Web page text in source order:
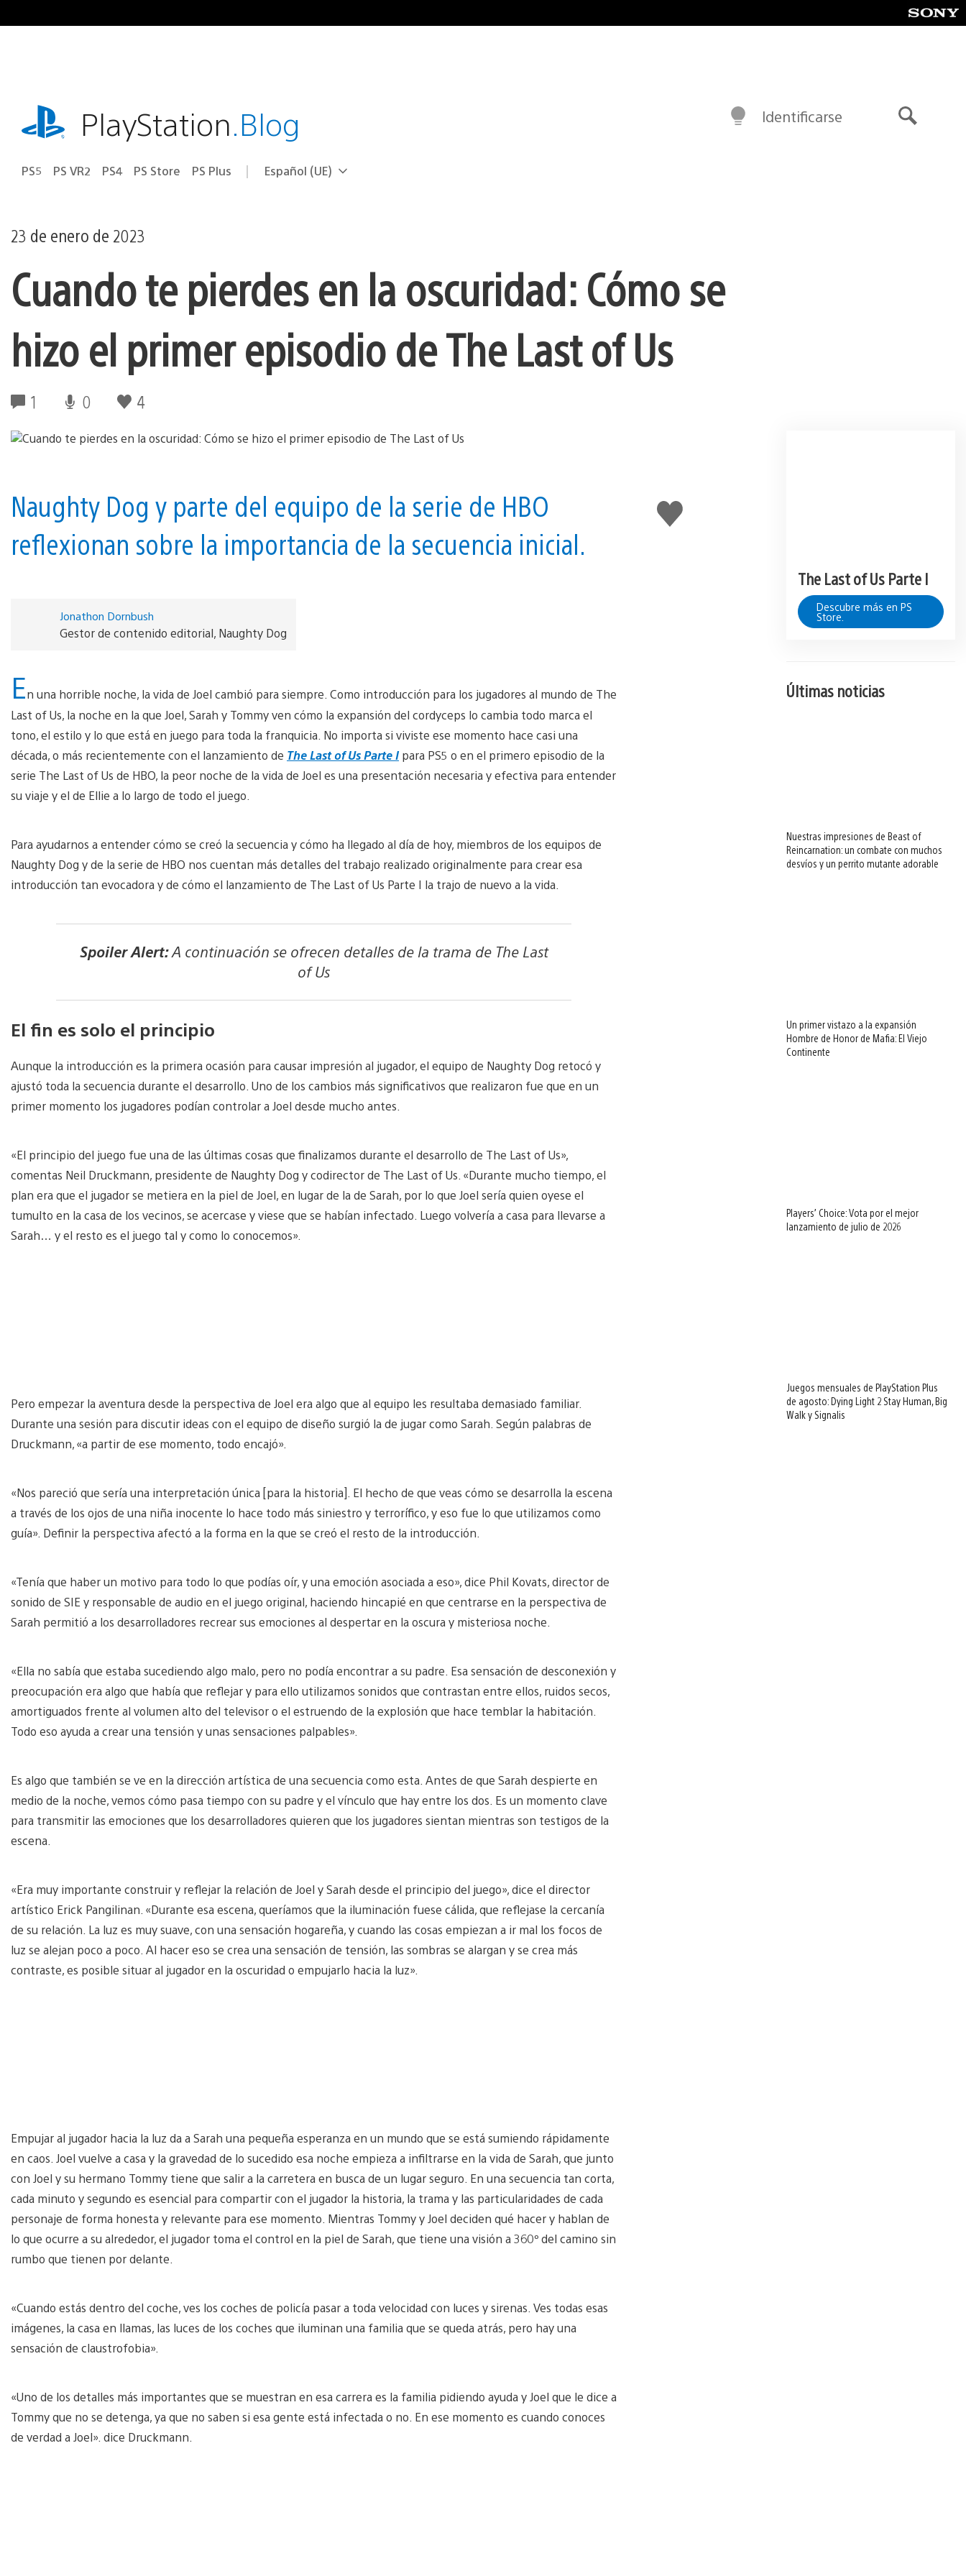
al
playstation.comPlayStation.Blog
PS5 PS VR2 PS4 PS Store PS Plus Selecciona
Región
Español (UE)
Identificarse
23 de enero de 2023
Cuando te pierdes en la oscuridad: Cómo se
hizo el primer episodio de The Last of Us
1 0 4
Me
gusta
esto
Naughty Dog y parte del equipo de la serie de HBO
reflexionan sobre la importancia de la secuencia inicial.
Jonathon Dornbush
Gestor de contenido editorial, Naughty Dog
En una horrible noche, la vida de Joel cambió para siempre. Como introducción para los jugadores al mundo de The
Last of Us, la noche en la que Joel, Sarah y Tommy ven cómo la expansión del cordyceps lo cambia todo marca el
tono, el estilo y lo que está en juego para toda la franquicia. No importa si viviste ese momento hace casi una
década, o más recientemente con el lanzamiento de The Last of Us Parte Ipara PS5 o en el primero episodio de la
serie The Last of Us de HBO, la peor noche de la vida de Joel es una presentación necesaria y efectiva para entender
su viaje y el de Ellie a lo largo de todo el juego.
Para ayudarnos a entender cómo se creó la secuencia y cómo ha llegado al día de hoy, miembros de los equipos de
Naughty Dog y de la serie de HBO nos cuentan más detalles del trabajo realizado originalmente para crear esa
introducción tan evocadora y de cómo el lanzamiento de The Last of Us Parte I la trajo de nuevo a la vida.
Spoiler Alert:A continuación se ofrecen detalles de la trama de The Last
of Us
El fin es solo el principio
Aunque la introducción es la primera ocasión para causar impresión al jugador, el equipo de Naughty Dog retocó y
ajustó toda la secuencia durante el desarrollo. Uno de los cambios más significativos que realizaron fue que en un
primer momento los jugadores podían controlar a Joel desde mucho antes.
«El principio del juego fue una de las últimas cosas que finalizamos durante el desarrollo de The Last of Us»,
comentas Neil Druckmann, presidente de Naughty Dog y codirector de The Last of Us. «Durante mucho tiempo, el
plan era que el jugador se metiera en la piel de Joel, en lugar de la de Sarah, por lo que Joel sería quien oyese el
tumulto en la casa de los vecinos, se acercase y viese que se habían infectado. Luego volvería a casa para llevarse a
Sarah… y el resto es el juego tal y como lo conocemos».
Pero empezar la aventura desde la perspectiva de Joel era algo que al equipo les resultaba demasiado familiar.
Durante una sesión para discutir ideas con el equipo de diseño surgió la de jugar como Sarah. Según palabras de
Druckmann, «a partir de ese momento, todo encajó».
«Nos pareció que sería una interpretación única [para la historia]. El hecho de que veas cómo se desarrolla la escena
a través de los ojos de una niña inocente lo hace todo más siniestro y terrorífico, y eso fue lo que utilizamos como
guía». Definir la perspectiva afectó a la forma en la que se creó el resto de la introducción.
«Tenía que haber un motivo para todo lo que podías oír, y una emoción asociada a eso», dice Phil Kovats, director de
sonido de SIE y responsable de audio en el juego original, haciendo hincapié en que centrarse en la perspectiva de
Sarah permitió a los desarrolladores recrear sus emociones al despertar en la oscura y misteriosa noche.
«Ella no sabía que estaba sucediendo algo malo, pero no podía encontrar a su padre. Esa sensación de desconexión y
preocupación era algo que había que reflejar y para ello utilizamos sonidos que contrastan entre ellos, ruidos secos,
amortiguados frente al volumen alto del televisor o el estruendo de la explosión que hace temblar la habitación.
Todo eso ayuda a crear una tensión y unas sensaciones palpables».
Es algo que también se ve en la dirección artística de una secuencia como esta. Antes de que Sarah despierte en
medio de la noche, vemos cómo pasa tiempo con su padre y el vínculo que hay entre los dos. Es un momento clave
para transmitir las emociones que los desarrolladores quieren que los jugadores sientan mientras son testigos de la
escena.
«Era muy importante construir y reflejar la relación de Joel y Sarah desde el principio del juego», dice el director
artístico Erick Pangilinan. «Durante esa escena, queríamos que la iluminación fuese cálida, que reflejase la cercanía
de su relación. La luz es muy suave, con una sensación hogareña, y cuando las cosas empiezan a ir mal los focos de
luz se alejan poco a poco. Al hacer eso se crea una sensación de tensión, las sombras se alargan y se crea más
contraste, es posible situar al jugador en la oscuridad o empujarlo hacia la luz».
Empujar al jugador hacia la luz da a Sarah una pequeña esperanza en un mundo que se está sumiendo rápidamente
en caos. Joel vuelve a casa y la gravedad de lo sucedido esa noche empieza a infiltrarse en la vida de Sarah, que junto
con Joel y su hermano Tommy tiene que salir a la carretera en busca de un lugar seguro. En una secuencia tan corta,
cada minuto y segundo es esencial para compartir con el jugador la historia, la trama y las particularidades de cada
personaje de forma honesta y relevante para ese momento. Mientras Tommy y Joel deciden qué hacer y hablan de
lo que ocurre a su alrededor, el jugador toma el control en la piel de Sarah, que tiene una visión a 360º del camino sin
rumbo que tienen por delante.
«Cuando estás dentro del coche, ves los coches de policía pasar a toda velocidad con luces y sirenas. Ves todas esas
imágenes, la casa en llamas, las luces de los coches que iluminan una familia que se queda atrás, pero hay una
sensación de claustrofobia».
«Uno de los detalles más importantes que se muestran en esa carrera es la familia pidiendo ayuda y Joel que le dice a
Tommy que no se detenga, ya que no saben si esa gente está infectada o no. En ese momento es cuando conoces
de verdad a Joel». dice Druckmann.
The Last of Us Parte I
Descubre más en PS
Store.
Últimas noticias
Nuestras impresiones de Beast of
Reincarnation: un combate con muchos
desvíos y un perrito mutante adorable
Un primer vistazo a la expansión
Hombre de Honor de Mafia: El Viejo
Continente
Players’ Choice: Vota por el mejor
lanzamiento de julio de 2026
Juegos mensuales de PlayStation Plus
de agosto: Dying Light 2 Stay Human, Big
Walk y Signalis